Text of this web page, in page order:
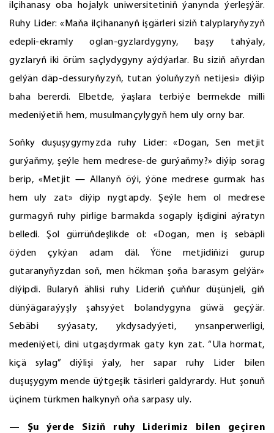
ilçihanasy oba hojalyk uniwersitetiniň ýanynda ýerleşýär.
Ruhy Lider: «Maňa ilçihananyň işgärleri siziň talyplaryňyzyň
edepli-ekramly oglan-gyzlardygyny, başy tahýaly,
gyzlaryň iki örüm saçlydygyny aýdýarlar. Bu siziň aňyrdan
gelýän däp-dessuryňyzyň, tutan ýoluňyzyň netijesi» diýip
baha bererdi. Elbetde, ýaşlara terbiýe bermekde milli
medeniýetiň hem, musulmançylygyň hem uly orny bar.
Soňky duşuşygymyzda ruhy Lider: «Dogan, Sen metjit
gurýaňmy, şeýle hem medrese-de gurýaňmy?» diýip sorag
berip, «Metjit — Allanyň öýi, ýöne medrese gurmak has
hem uly zat» diýip nygtapdy. Şeýle hem ol medrese
gurmagyň ruhy pirlige barmakda sogaply işdigini aýratyn
belledi. Şol gürrüňdeşlikde ol: «Dogan, men iş sebäpli
öýden çykýan adam däl. Ýöne metjidiňizi gurup
gutaranyňyzdan soň, men hökman şoňa barasym gelýär»
diýipdi. Bularyň ählisi ruhy Lideriň çuňňur düşünjeli, giň
dünýägaraýyşly şahsyýet bolandygyna güwä geçýär.
Sebäbi syýasaty, ykdysadyýeti, ynsanperwerligi,
medeniýeti, dini utgaşdyrmak gaty kyn zat. “Ula hormat,
kiçä sylag” diýlişi ýaly, her sapar ruhy Lider bilen
duşuşygym mende üýtgeşik täsirleri galdyrardy. Hut şonuň
üçinem türkmen halkynyň oňa sarpasy uly.
— Şu ýerde Siziň ruhy Liderimiz bilen geçiren